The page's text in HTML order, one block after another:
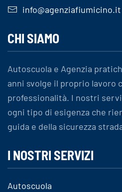
info@agenziafiumicino.it
CHI SIAMO
Autoscuola e Agenzia
anni svolge il proprio lavoro
professionalità. I nostri
ogni tipo di esigenza che
guida e della sicurezza
I NOSTRI SERVIZI
Autoscuola